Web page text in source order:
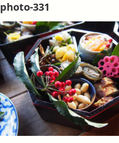
photo-331